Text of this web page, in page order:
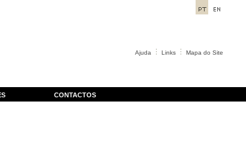
Ajuda Links Mapa do Site
CONTACTOS